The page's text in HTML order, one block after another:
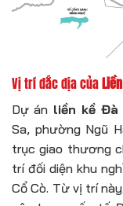
Vị trí đắc địa của
Dự án liền kề Đà
Sa, phường Ngũ
trục giao thương
trí đối diện khu
Cổ Cò. Từ vị trí